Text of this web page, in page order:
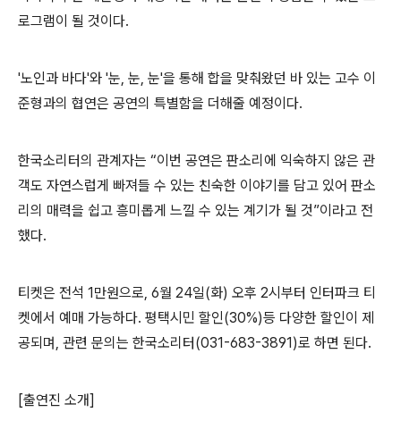
로그램이 될 것이다.
'노인과 바다'와 '눈, 눈, 눈'을 통해 합을 맞춰왔던 바 있는 고수 이
준형과의 협연은 공연의 특별함을 더해줄 예정이다.
한국소리터의 관계자는 “이번 공연은 판소리에 익숙하지 않은 관
객도 자연스럽게 빠져들 수 있는 친숙한 이야기를 담고 있어 판소
리의 매력을 쉽고 흥미롭게 느낄 수 있는 계기가 될 것”이라고 전
했다.
티켓은 전석 1만원으로, 6월 24일(화) 오후 2시부터 인터파크 티
켓에서 예매 가능하다. 평택시민 할인(30%)등 다양한 할인이 제
공되며, 관련 문의는 한국소리터(031-683-3891)로 하면 된다.
[출연진 소개]